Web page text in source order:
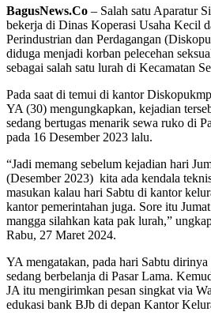
BagusNews.Co – Salah satu Aparatur
bekerja di Dinas Koperasi Usaha Kecil
Perindustrian dan Perdagangan
diduga menjadi korban pelecehan
sebagai salah satu lurah di Kecamatan
Pada saat di temui di kantor
YA (30) mengungkapkan, kejadian
sedang bertugas menarik sewa ruko di
pada 16 Desember 2023 lalu.
“Jadi memang sebelum kejadian hari
(Desember 2023) kita ada kendala
masukan kalau hari Sabtu di kantor
kantor pemerintahan juga. Sore itu
mangga silahkan kata pak lurah,”
Rabu, 27 Maret 2024.
YA mengatakan, pada hari Sabtu dirinya
sedang berbelanja di Pasar Lama.
JA itu mengirimkan pesan singkat via
edukasi bank BJb di depan Kantor